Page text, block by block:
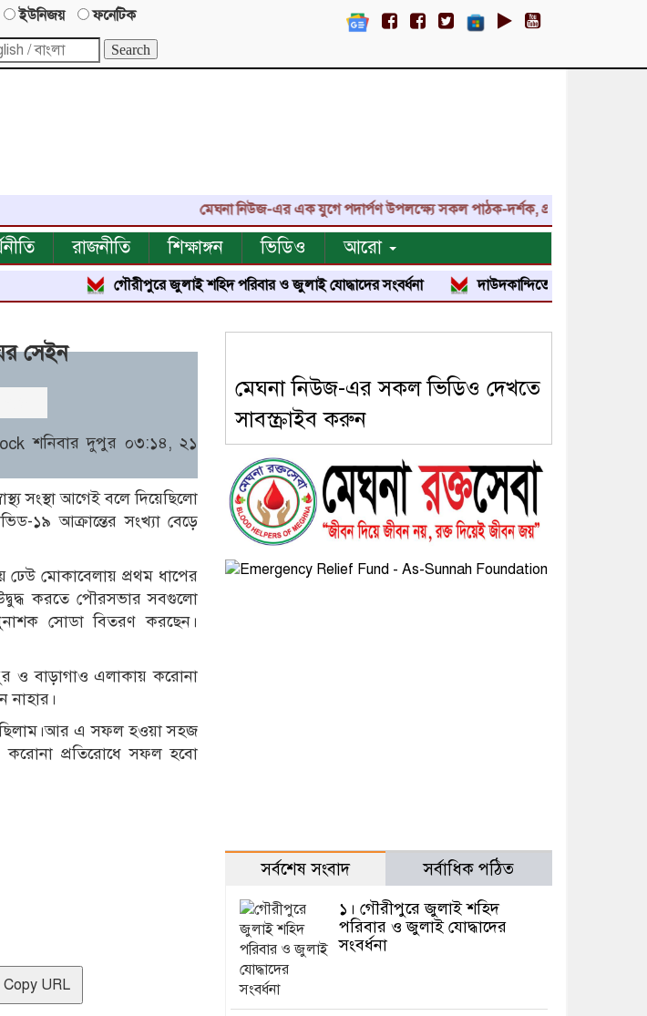
ইউনিজয় ফনেটিক
মেঘনা নিউজ-এর এক যুগে পদার্পণ উপলক্ষ্যে সকল পাঠক-দর্শক, প্রতিনিধি, শুভাকাঙ্ক্ষী,
রাজনীতি শিক্ষাঙ্গন ভিডিও আরো
গৌরীপুরে জুলাই শহিদ পরিবার ও জুলাই যোদ্ধাদের সংবর্ধনা দাউদকান্দিতে জুলাই শহীদ পরিবার ও
সেইন
শনিবার দুপুর ০৩:১৪, ২১
সংস্থা আগেই বলে দিয়েছিলো
১৯ আক্রান্তের সংখ্যা বেড়ে
ঢেউ মোকাবেলায় প্রথম ধাপের
করতে পৌরসভার সবগুলো
সোডা বিতরণ করছেন।
ও বাড়াগাও এলাকায় করোনা
নাহার।
ছিলাম।আর এ সফল হওয়া সহজ
করোনা প্রতিরোধে সফল হবো
Copy URL
মেঘনা নিউজ-এর সকল ভিডিও দেখতে
সাবস্ক্রাইব করুন
সর্বশেষ সংবাদ সর্বাধিক পঠিত
১। গৌরীপুরে জুলাই শহিদ
পরিবার ও জুলাই যোদ্ধাদের
সংবর্ধনা